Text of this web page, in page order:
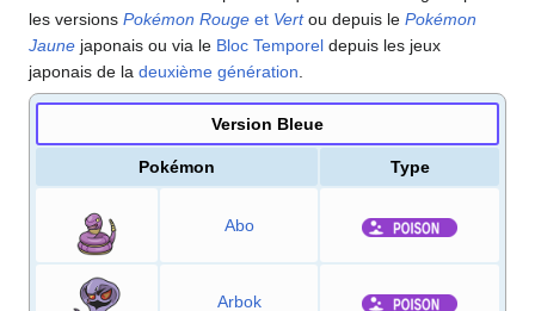
les versions Pokémon Rouge et Vertou depuis le Pokémon
Jaune japonais ou via le Bloc Temporel depuis les jeux
japonais de la deuxième génération.
Version Bleue
Pokémon Type
Abo
Arbok